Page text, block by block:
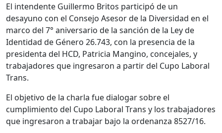
El intendente Guillermo Britos participó de un
desayuno con el Consejo Asesor de la Diversidad en el
marco del 7° aniversario de la sanción de la Ley de
Identidad de Género 26.743, con la presencia de la
presidenta del HCD, Patricia Mangino, concejales, y
trabajadores que ingresaron a partir del Cupo Laboral
Trans.
El objetivo de la charla fue dialogar sobre el
cumplimiento del Cupo Laboral Trans y los trabajadores
que ingresaron a trabajar bajo la ordenanza 8527/16.